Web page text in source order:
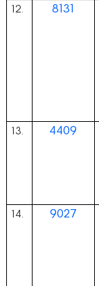
12. 8131
13. 4409
14. 9027